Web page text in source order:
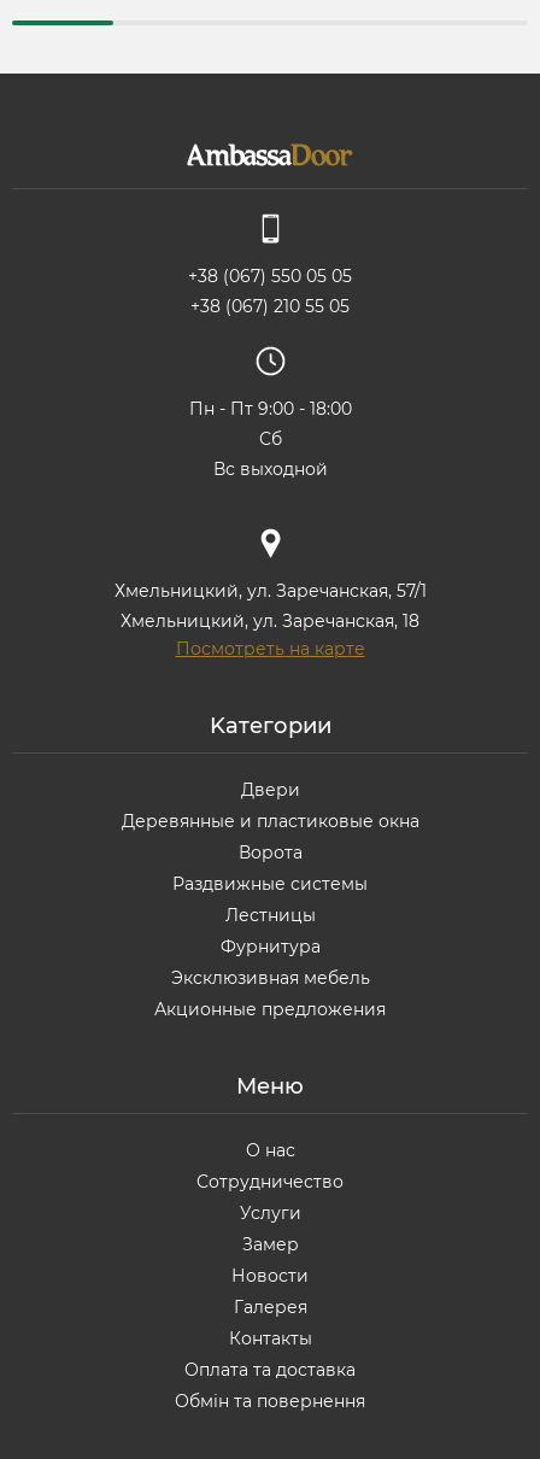
+38 (067) 550 05 05
+38 (067) 210 55 05
Пн - Пт 9:00 - 18:00
Сб
Вс выходной
Хмельницкий, ул. Заречанская, 57/1
Хмельницкий, ул. Заречанская, 18
Посмотреть на карте
Kатегории
Двери
Деревянные и пластиковые окна
Ворота
Раздвижные системы
Лестницы
Фурнитура
Эксклюзивная мебель
Акционные предложения
Меню
О нас
Сотрудничество
Услуги
Замер
Новости
Галерея
Контакты
Оплата та доставка
Обмін та повернення